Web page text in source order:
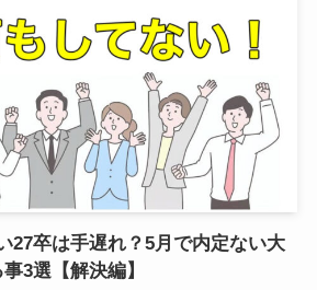
27卒は手遅れ？5月で内定ない大
3選【解決編】